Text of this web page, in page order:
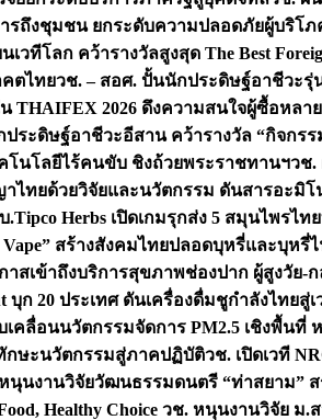
รถึงชุมชน ยกระดับความปลอดภัยผู้บริโภ
วทีโลก คว้ารางวัลสูงสุด The Best
คตไทยวช. – สอศ. ปั้นนักประดิษฐ์อาชีวะรุ่
THAIFEX 2026 ดึงความสนใจผู้ซื้อหลา
ระดิษฐ์อาชีวะอีสาน คว้ารางวัล “กิจกรร
โนโลยีไร้คนขับ ชิงถ้วยพระราชทานฯวช.
ไทยด้วยวิจัยและนวัตกรรม ดันสารอะมิโ
.Tipco Herbs เปิดเกมรุกส่ง 5 สมุนไพรไ
Vape” สร้างสังคมไทยปลอดบุหรี่และบุหรี่
สเข้าถึงบริการสุขภาพช่องปาก ผู้สูงวัย-
ก 20 ประเทศ ดันเครื่องดื่มชูกำลังไทยสู่เ
คลื่อนนวัตกรรมจัดการ PM2.5 เชิงพื้น
กษะนวัตกรรมสู่ภาคปฏิบัติวช. เปิดเวที
หนุนงานวิจัยวัฒนธรรมดนตรี “ท่าสยาม
Healthy Choice วช. หนุนงานวิจัย ม.